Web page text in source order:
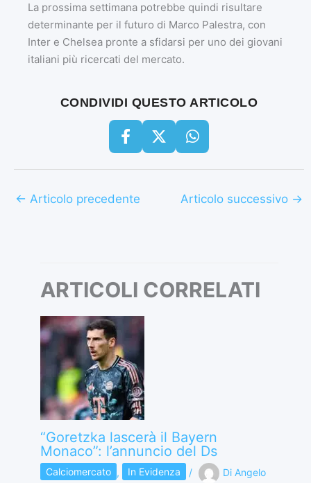
La prossima settimana potrebbe quindi risultare
determinante per il futuro di Marco Palestra, con
Inter e Chelsea pronte a sfidarsi per uno dei giovani
italiani più ricercati del mercato.
CONDIVIDI QUESTO ARTICOLO
← Articolo precedente Articolo successivo →
ARTICOLI CORRELATI
“Goretzka lascerà il Bayern
Monaco”: l’annuncio del Ds
Calciomercato , In Evidenza / Di Angelo